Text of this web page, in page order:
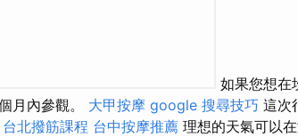
如果您想在
月內參觀。 大甲按摩 google 搜尋技巧 這次
台北撥筋課程 台中按摩推薦 理想的天氣可以